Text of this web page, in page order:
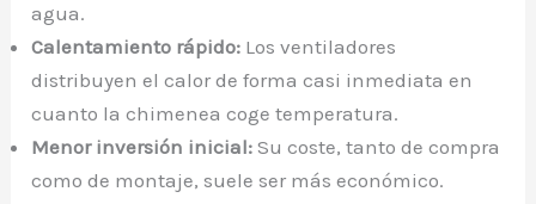
agua.
Calentamiento rápido: Los ventiladores
distribuyen el calor de forma casi inmediata en
cuanto la chimenea coge temperatura.
Menor inversión inicial: Su coste, tanto de compra
como de montaje, suele ser más económico.